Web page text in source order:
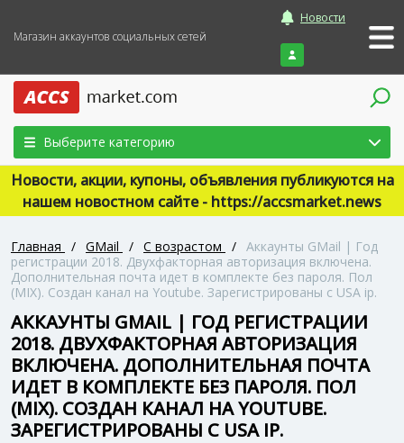
Магазин аккаунтов социальных сетей
Новости
Войти
Выберите категорию
Новости, акции, купоны, объявления публикуются на
нашем новостном сайте - https://accsmarket.news
Главная / GMail / С возрастом / Аккаунты GMail | Год
регистрации 2018. Двухфакторная авторизация включена.
Дополнительная почта идет в комплекте без пароля. Пол
(MIX). Создан канал на Youtube. Зарегистрированы с USA ip.
АККАУНТЫ GMAIL | ГОД РЕГИСТРАЦИИ
2018. ДВУХФАКТОРНАЯ АВТОРИЗАЦИЯ
ВКЛЮЧЕНА. ДОПОЛНИТЕЛЬНАЯ ПОЧТА
ИДЕТ В КОМПЛЕКТЕ БЕЗ ПАРОЛЯ. ПОЛ
(MIX). СОЗДАН КАНАЛ НА YOUTUBE.
ЗАРЕГИСТРИРОВАНЫ С USA IP.